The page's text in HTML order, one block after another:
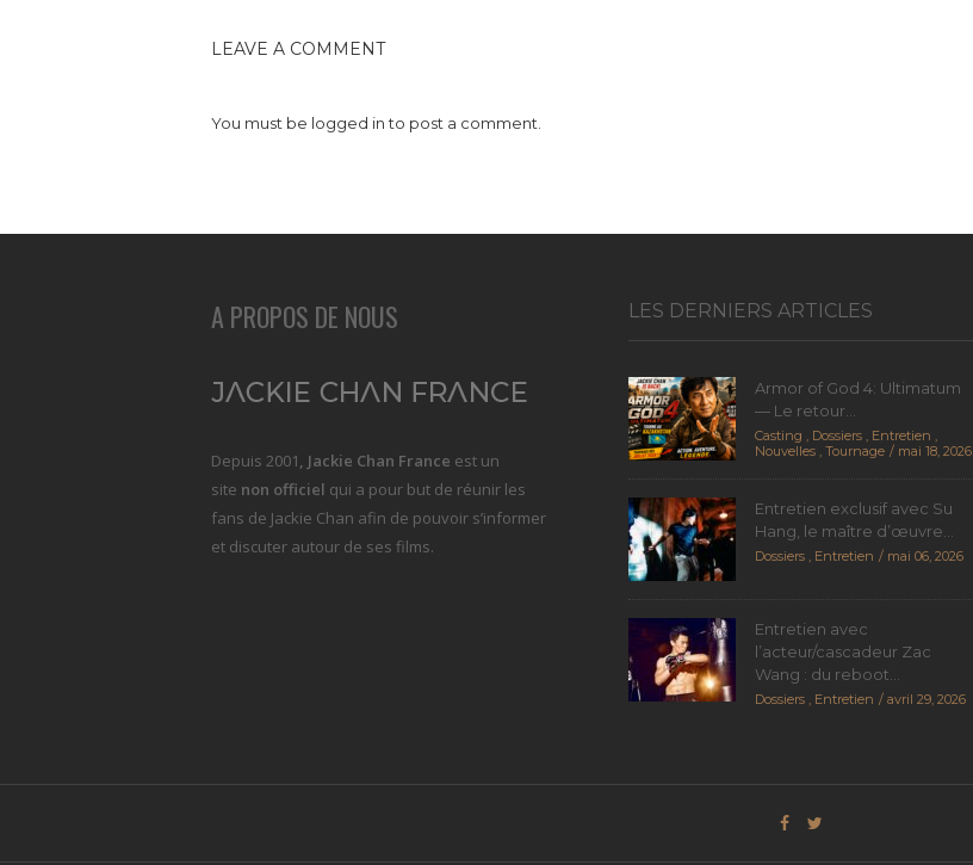
LEAVE A COMMENT
You must be logged into post a comment.
A PROPOS DE NOUS
Depuis 2001, Jackie Chan France est un
site non officiel qui a pour but de réunir les
fans de Jackie Chan afin de pouvoir s’informer
et discuter autour de ses films.
LES DERNIERS ARTICLES
Armor of God 4: Ultimatum
— Le retour...
Casting , Dossiers , Entretien ,
Nouvelles , Tournage mai 18, 2026
Entretien exclusif avec Su
Hang, le maître d’œuvre...
Dossiers , Entretien mai 06, 2026
Entretien avec
l’acteur/cascadeur Zac
Wang : du reboot...
Dossiers , Entretien avril 29, 2026